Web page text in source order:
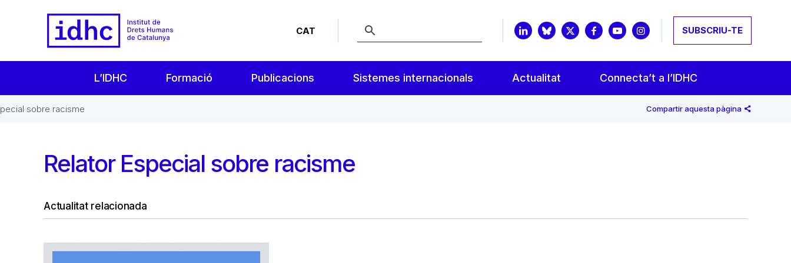
CAT SUBSCRIU-TE
L’IDHC Formació Publicacions Sistemes internacionals Actualitat Connecta’t a l’IDHC
sobre racisme Compartir aquesta pàgina
Relator Especial sobre racisme
Actualitat relacionada